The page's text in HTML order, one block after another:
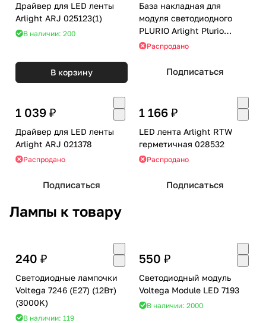
Драйвер для LED ленты
Arlight ARJ 025123(1)
В наличии: 200
В корзину
База накладная для
модуля светодиодного
PLURIO Arlight Plurio
030262
Распродано
Подписаться
1 039 ₽
Драйвер для LED ленты
Arlight ARJ 021378
Распродано
Подписаться
1 166 ₽
LED лента Arlight RTW
герметичная 028532
Распродано
Подписаться
Лампы к товару
240 ₽
Светодиодные лампочки
Voltega 7246 (E27) (12Вт)
(3000K)
В наличии: 119
550 ₽
Светодиодный модуль
Voltega Module LED 7193
В наличии: 2000